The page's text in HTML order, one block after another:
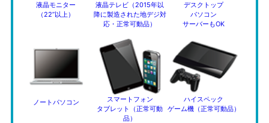
液晶モニター
（22”以上）
液晶テレビ（2015年以
降に製造された地デジ対
応・正常可動品）
デスクトップ
パソコン
サーバーもOK
ノートパソコン
スマートフォン
タブレット（正常可動
品）
ハイスペック
ゲーム機（正常可動品）